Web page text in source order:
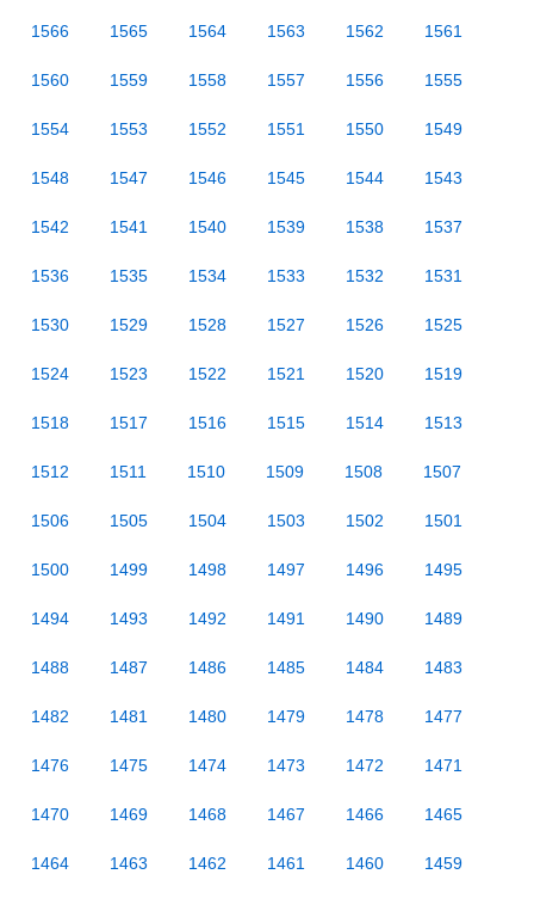
1566 1565 1564 1563 1562 1561
1560 1559 1558 1557 1556 1555
1554 1553 1552 1551 1550 1549
1548 1547 1546 1545 1544 1543
1542 1541 1540 1539 1538 1537
1536 1535 1534 1533 1532 1531
1530 1529 1528 1527 1526 1525
1524 1523 1522 1521 1520 1519
1518 1517 1516 1515 1514 1513
1512 1511 1510 1509 1508 1507
1506 1505 1504 1503 1502 1501
1500 1499 1498 1497 1496 1495
1494 1493 1492 1491 1490 1489
1488 1487 1486 1485 1484 1483
1482 1481 1480 1479 1478 1477
1476 1475 1474 1473 1472 1471
1470 1469 1468 1467 1466 1465
1464 1463 1462 1461 1460 1459